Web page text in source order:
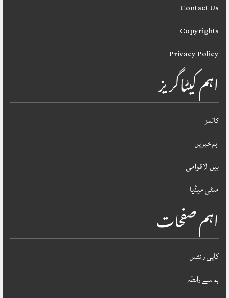
Contact Us
Copyrights
Privacy Policy
اہم کیٹاگریز
کالمز
اہم خبریں
بین الاقوامی
ملٹی میڈیا
اہم صفحات
کاپی رائٹس
ہم سے رابطہ